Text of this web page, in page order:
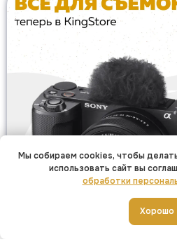
Мы собираем cookies, чтобы
использовать сайт вы
обработки
Хорошо
Добавить в